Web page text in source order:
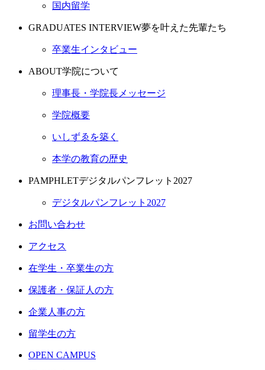
国内留学
GRADUATES INTERVIEW夢を叶えた先輩たち
卒業生インタビュー
ABOUT学院について
理事長・学院長メッセージ
学院概要
いしずゑを築く
本学の教育の歴史
PAMPHLETデジタルパンフレット2027
デジタルパンフレット2027
お問い合わせ
アクセス
在学生・卒業生の方
保護者・保証人の方
企業人事の方
留学生の方
OPEN CAMPUS